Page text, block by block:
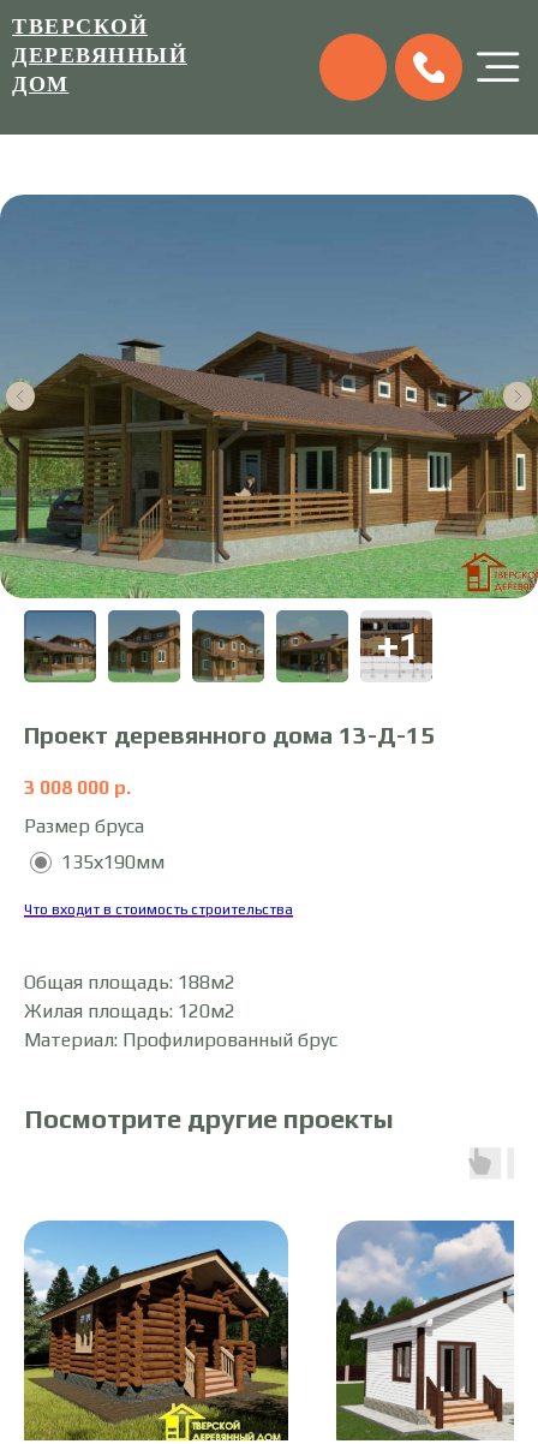
ТВЕРСКОЙ
ДЕРЕВЯННЫЙ
ДОМ
Проект деревянного дома 13-Д-15
3 008 000 р.
Размер бруса
135х190мм
Что входит в стоимость строительства
Общая площадь: 188м2
Жилая площадь: 120м2
Материал: Профилированный брус
Посмотрите другие проекты